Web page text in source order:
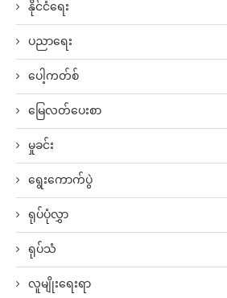
နိုင်ငံရေး
ပညာရေး
ပေါ့ကတ်စ်
မြေလတ်ပေးစာ
မှုခင်း
ရွေးကောက်ပွဲ
ရုပ်ပုံလွှာ
ရုပ်သံ
လူမျိုးရေးရာ